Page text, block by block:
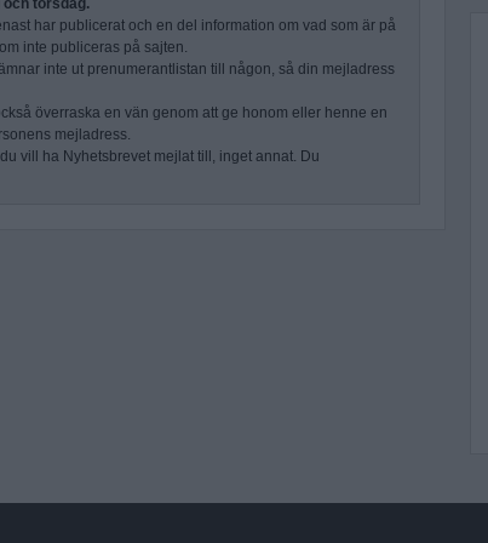
har publicerat och en del information om vad som är på
inte publiceras på sajten.
inte ut prenumerantlistan till någon, så din mejladress
överraska en vän genom att ge honom eller henne en
mejladress.
vill ha Nyhetsbrevet mejlat till, inget annat. Du